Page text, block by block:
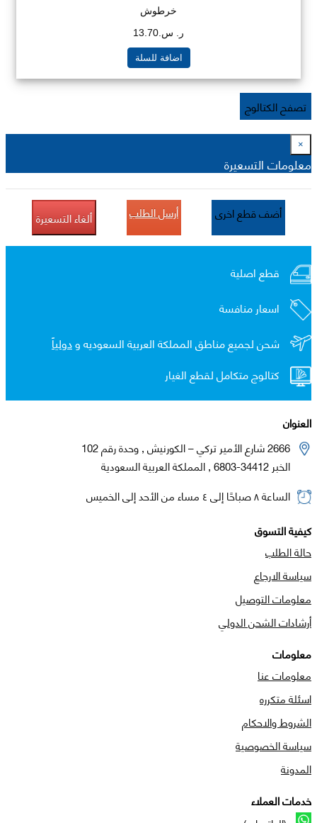
خرطوش
ر. س.13.70
اضافة للسلة
تصفح الكتالوج
×
معلومات التسعيرة
أضف قطع اخرى أرسل الطلب ألغاء التسعيرة
قطع اصلية
اسعار منافسة
شحن لجميع مناطق المملكة العربية السعوديه ودولياً
كتالوج متكامل لقطع الغيار
العنوان
2666 شارع الأمير تركي – الكورنيش , وحدة رقم 102
الخبر 34412-6803 , المملكة العربية السعودية
الساعة ٨ صباحًا إلى ٤ مساء من الأحد إلى الخميس
كيفية التسوق
حالة الطلب
سياسة الارجاع
معلومات التوصيل
أرشادات الشحن الدولي
معلومات
معلومات عنا
اسئلة متكرره
الشروط والاحكام
سياسة الخصوصية
المدونة
خدمات العملاء